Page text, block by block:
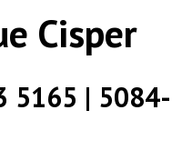
Cisper
5165 | 5084-